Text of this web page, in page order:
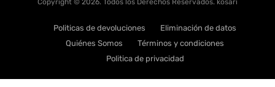
Copyright © 2026. Todos los Derechos Reservados. kosari
Politicas de devoluciones
Eliminación de datos
Quiénes Somos
Términos y condiciones
Politica de privacidad